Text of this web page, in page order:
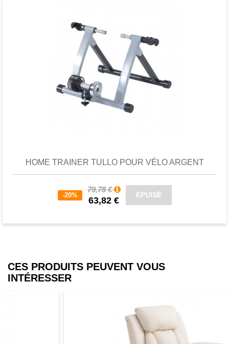
HOME TRAINER TULLO POUR VÉLO ARGENT
-20%
79,78 €
63,82 €
ÉPUISÉ
CES PRODUITS PEUVENT VOUS
INTÉRESSER